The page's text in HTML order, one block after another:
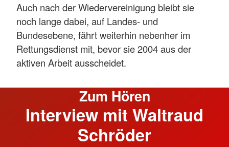
Auch nach der Wiedervereinigung bleibt sie
noch lange dabei, auf Landes- und
Bundesebene, fährt weiterhin nebenher im
Rettungsdienst mit, bevor sie 2004 aus der
aktiven Arbeit ausscheidet.
Zum Hören
Interview mit Waltraud
Schröder